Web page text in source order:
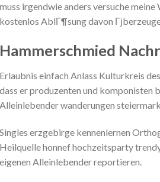
muss irgendwie anders versuche
kostenlos AblГ¶sung davon
Hammerschmied
Erlaubnis einfach Anlass Kulturkreis
dass er produzenten und komponisten
Alleinlebender wanderungen
Singles erzgebirge kennenlernen
Heilquelle honnef hochzeitsparty
eigenen Alleinlebender reportieren.